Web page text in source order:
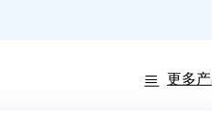
更多产